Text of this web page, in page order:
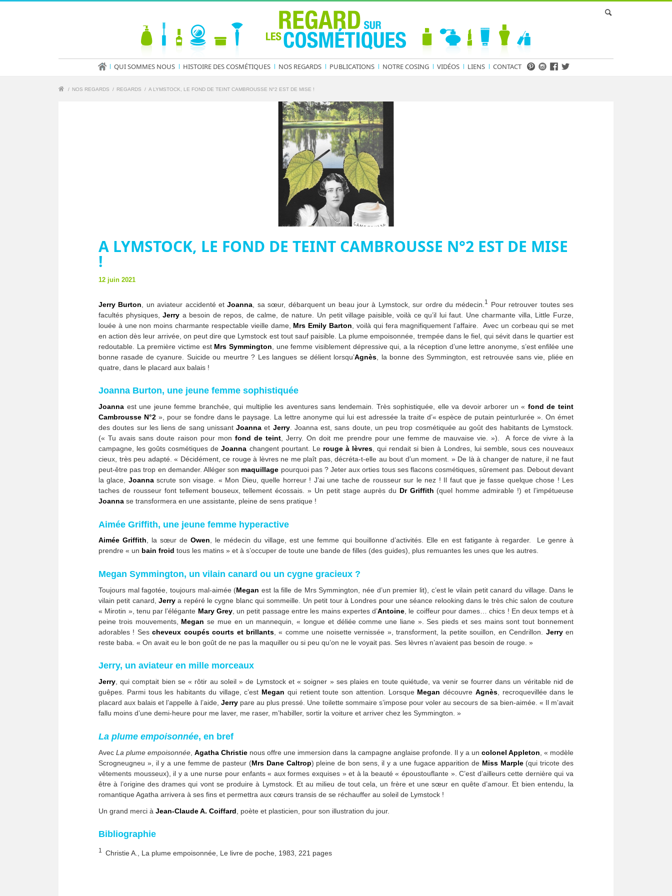
QUI SOMMES NOUS HISTOIRE DES COSMÉTIQUES NOS REGARDS PUBLICATIONS NOTRE COSING VIDÉOS LIENS CONTACT
/ NOS REGARDS / REGARDS / A LYMSTOCK, LE FOND DE TEINT CAMBROUSSE N°2 EST DE MISE !
A LYMSTOCK, LE FOND DE TEINT CAMBROUSSE N°2 EST DE MISE
!
12 juin 2021
Jerry Burton , un aviateur accidenté etJoanna , sa sœur, débarquent un beau jour à Lymstock, sur ordre du médecin. 1
Pour retrouver toutes ses
facultés physiques,Jerry a besoin de repos, de calme, de nature. Un petit village paisible, voilà ce qu’il lui faut. Une charmante villa, Little Furze,
louée à une non moins charmante respectable vieille dame, Mrs Emily Barton , voilà qui fera magnifiquement l’affaire. Avec un corbeau qui se met
en action dès leur arrivée, on peut dire que Lymstock est tout sauf paisible. La plume empoisonnée, trempée dans le fiel, qui sévit dans le quartier est
redoutable. La première victime est Mrs Symmington , une femme visiblement dépressive qui, a la réception d’une lettre anonyme, s’est enfilée une
bonne rasade de cyanure. Suicide ou meurtre ? Les langues se délient lorsqu’Agnès , la bonne des Symmington, est retrouvée sans vie, pliée en
quatre, dans le placard aux balais !
Joanna Burton, une jeune femme sophistiquée
Joanna est une jeune femme branchée, qui multiplie les aventures sans lendemain. Très sophistiquée, elle va devoir arborer un « fond de teint
Cambrousse N°2», pour se fondre dans le paysage. La lettre anonyme qui lui est adressée la traite d’« espèce de putain peinturlurée ». On émet
des doutes sur les liens de sang unissant Joanna et Jerry. Joanna est, sans doute, un peu trop cosmétiquée au goût des habitants de Lymstock.
(« Tu avais sans doute raison pour mon fond de teint , Jerry. On doit me prendre pour une femme de mauvaise vie. »). A force de vivre à la
campagne, les goûts cosmétiques deJoanna changent pourtant. Le rouge à lèvres , qui rendait si bien à Londres, lui semble, sous ces nouveaux
cieux, très peu adapté. « Décidément, ce rouge à lèvres ne me plaît pas, décréta-t-elle au bout d’un moment. » De là à changer de nature, il ne faut
peut-être pas trop en demander. Alléger son maquillage pourquoi pas ? Jeter aux orties tous ses flacons cosmétiques, sûrement pas. Debout devant
la glace, Joannascrute son visage. « Mon Dieu, quelle horreur ! J’ai une tache de rousseur sur le nez ! Il faut que je fasse quelque chose ! Les
taches de rousseur font tellement bouseux, tellement écossais. » Un petit stage auprès du Dr Griffith (quel homme admirable !) et l’impétueuse
Joanna se transformera en une assistante, pleine de sens pratique !
Aimée Griffith, une jeune femme hyperactive
Aimée Griffith, la sœur deOwen, le médecin du village, est une femme qui bouillonne d’activités. Elle en est fatigante à regarder. Le genre à
prendre « un bain froid tous les matins » et à s’occuper de toute une bande de filles (des guides), plus remuantes les unes que les autres.
Megan Symmington, un vilain canard ou un cygne gracieux ?
Toujours mal fagotée, toujours mal-aimée (Megan est la fille de Mrs Symmington, née d’un premier lit), c’est le vilain petit canard du village. Dans le
vilain petit canard,Jerry a repéré le cygne blanc qui sommeille. Un petit tour à Londres pour une séance relooking dans le très chic salon de couture
« Mirotin », tenu par l’élégante Mary Grey, un petit passage entre les mains expertes d’Antoine , le coiffeur pour dames… chics ! En deux temps et à
peine trois mouvements, Megan se mue en un mannequin, « longue et déliée comme une liane ». Ses pieds et ses mains sont tout bonnement
adorables ! Sescheveux coupés courts et brillants , « comme une noisette vernissée », transforment, la petite souillon, en Cendrillon. Jerryen
reste baba. « On avait eu le bon goût de ne pas la maquiller ou si peu qu’on ne le voyait pas. Ses lèvres n’avaient pas besoin de rouge. »
Jerry, un aviateur en mille morceaux
Jerry, qui comptait bien se « rôtir au soleil » de Lymstock et « soigner » ses plaies en toute quiétude, va venir se fourrer dans un véritable nid de
guêpes. Parmi tous les habitants du village, c’est Megan qui retient toute son attention. Lorsque Megan découvre Agnès, recroquevillée dans le
placard aux balais et l’appelle à l’aide, Jerrypare au plus pressé. Une toilette sommaire s’impose pour voler au secours de sa bien-aimée. « Il m’avait
fallu moins d’une demi-heure pour me laver, me raser, m’habiller, sortir la voiture et arriver chez les Symmington. »
La plume empoisonnée, en bref
AvecLa plume empoisonnée ,Agatha Christie nous offre une immersion dans la campagne anglaise profonde. Il y a un colonel Appleton , « modèle
Scrogneugneu », il y a une femme de pasteur (Mrs Dane Caltrop) pleine de bon sens, il y a une fugace apparition de Miss Marple(qui tricote des
vêtements mousseux), il y a une nurse pour enfants « aux formes exquises » et à la beauté « époustouflante ». C’est d’ailleurs cette dernière qui va
être à l’origine des drames qui vont se produire à Lymstock. Et au milieu de tout cela, un frère et une sœur en quête d’amour. Et bien entendu, la
romantique Agatha arrivera à ses fins et permettra aux cœurs transis de se réchauffer au soleil de Lymstock !
Un grand merci à Jean-Claude A. Coiffard , poète et plasticien, pour son illustration du jour.
Bibliographie
1 Christie A., La plume empoisonnée, Le livre de poche, 1983, 221 pages